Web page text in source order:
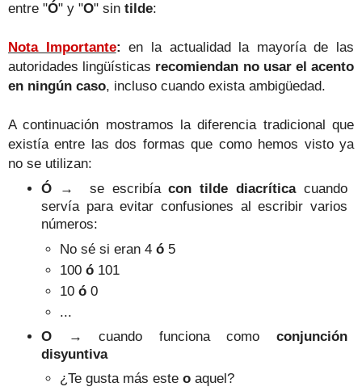
entre "Ó" y "O" sin tilde:
Nota Importante:en la actualidad la mayoría de las
autoridades lingüísticas recomiendan no usar el acento
en ningún caso, incluso cuando exista ambigüedad.
A continuación mostramos la diferencia tradicional que
existía entre las dos formas que como hemos visto ya
no se utilizan:
Ó
→ se escribía contilde diacrítica cuando
servía para evitar confusiones al escribir varios
números:
No sé si eran 4 ó 5
100 ó 101
10 ó 0
...
O
→cuando funciona como conjunción
disyuntiva
¿Te gusta más este o aquel?